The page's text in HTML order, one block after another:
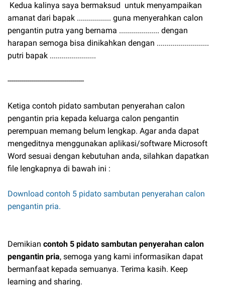
Kedua kalinya saya bermaksud untuk menyampaikan
amanat dari bapak ................. guna menyerahkan calon
pengantin putra yang bernama .................... dengan
harapan semoga bisa dinikahkan dengan ..........................
putri bapak .......................
--------------------------------------
Ketiga contoh pidato sambutan penyerahan calon
pengantin pria kepada keluarga calon pengantin
perempuan memang belum lengkap. Agar anda dapat
mengeditnya menggunakan aplikasi/software Microsoft
Word sesuai dengan kebutuhan anda, silahkan dapatkan
file lengkapnya di bawah ini :
Download contoh 5 pidato sambutan penyerahan calon
pengantin pria.
Demikian contoh 5 pidato sambutan penyerahan calon
pengantin pria, semoga yang kami informasikan dapat
bermanfaat kepada semuanya. Terima kasih. Keep
learning and sharing.